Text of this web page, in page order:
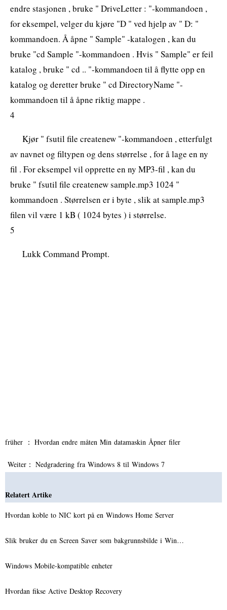
endre stasjonen , bruke " DriveLetter : "-kommandoen ,
for eksempel, velger du kjøre "D " ved hjelp av " D: "
kommandoen. Å åpne " Sample" -katalogen , kan du
bruke "cd Sample "-kommandoen . Hvis " Sample" er feil
katalog , bruke " cd .. "-kommandoen til å flytte opp en
katalog og deretter bruke " cd DirectoryName "-
kommandoen til å åpne riktig mappe .
4
Kjør " fsutil file createnew "-kommandoen , etterfulgt
av navnet og filtypen og dens størrelse , for å lage en ny
fil . For eksempel vil opprette en ny MP3-fil , kan du
bruke " fsutil file createnew sample.mp3 1024 "
kommandoen . Størrelsen er i byte , slik at sample.mp3
filen vil være 1 kB ( 1024 bytes ) i størrelse.
5
Lukk Command Prompt.
früher ： Hvordan endre måten Min datamaskin Åpner filer
Weiter： Nedgradering fra Windows 8 til Windows 7
Relatert Artike
Hvordan koble to NIC kort på en Windows Home Server
Slik bruker du en Screen Saver som bakgrunnsbilde i Win…
Windows Mobile-kompatible enheter
Hvordan fikse Active Desktop Recovery